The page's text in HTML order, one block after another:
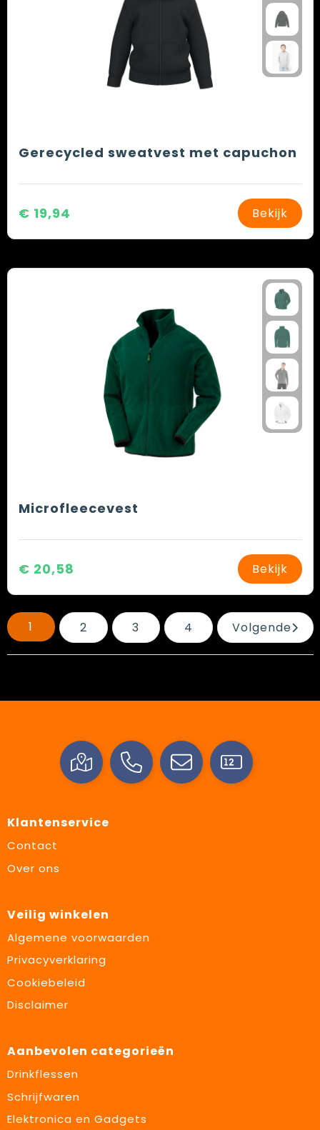
Gerecycled sweatvest met capuchon
€ 19,94 Bekijk
Microfleecevest
€ 20,58 Bekijk
1 2 3 4 Volgende
Klantenservice
Contact
Over ons
Veilig winkelen
Algemene voorwaarden
Privacyverklaring
Cookiebeleid
Disclaimer
Aanbevolen categorieën
Drinkflessen
Schrijfwaren
Elektronica en Gadgets